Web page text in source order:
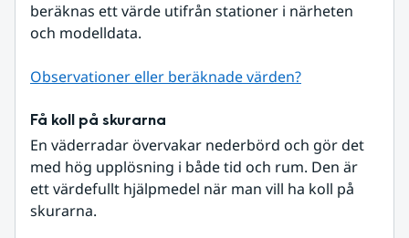
beräknas ett värde utifrån stationer i närheten
och modelldata.
Observationer eller beräknade värden?
Få koll på skurarna
En väderradar övervakar nederbörd och gör det
med hög upplösning i både tid och rum. Den är
ett värdefullt hjälpmedel när man vill ha koll på
skurarna.